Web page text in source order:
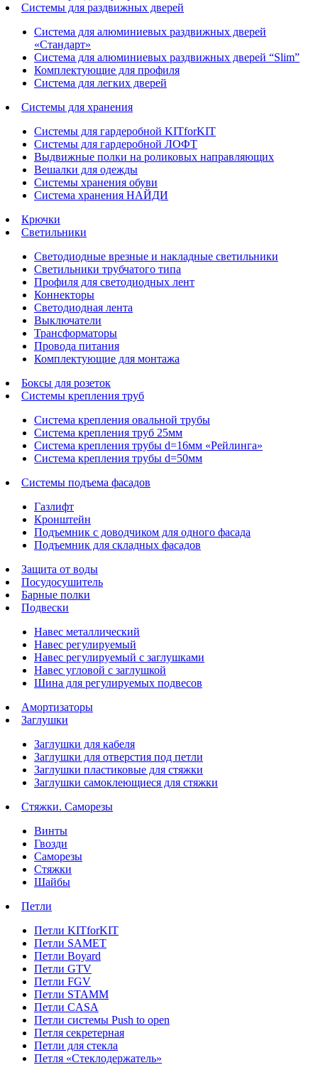
Системы для раздвижных дверей
Система для алюминиевых раздвижных дверей
«Стандарт»
Система для алюминиевых раздвижных дверей “Slim”
Комплектующие для профиля
Система для легких дверей
Системы для хранения
Системы для гардеробной KITforKIT
Системы для гардеробной ЛОФТ
Выдвижные полки на роликовых направляющих
Вешалки для одежды
Системы хранения обуви
Система хранения НАЙДИ
Крючки
Светильники
Светодиодные врезные и накладные светильники
Светильники трубчатого типа
Профиля для светодиодных лент
Коннекторы
Светодиодная лента
Выключатели
Трансформаторы
Провода питания
Комплектующие для монтажа
Боксы для розеток
Системы крепления труб
Система крепления овальной трубы
Система крепления труб 25мм
Система крепления трубы d=16мм «Рейлинга»
Система крепления трубы d=50мм
Системы подъема фасадов
Газлифт
Кронштейн
Подъемник с доводчиком для одного фасада
Подъемник для складных фасадов
Защита от воды
Посудосушитель
Барные полки
Подвески
Навес металлический
Навес регулируемый
Навес регулируемый с заглушками
Навес угловой с заглушкой
Шина для регулируемых подвесов
Амортизаторы
Заглушки
Заглушки для кабеля
Заглушки для отверстия под петли
Заглушки пластиковые для стяжки
Заглушки самоклеющиеся для стяжки
Стяжки. Саморезы
Винты
Гвозди
Саморезы
Стяжки
Шайбы
Петли
Петли KITforKIT
Петли SAMET
Петли Boyard
Петли GTV
Петли FGV
Петли STAMM
Петли CASA
Петли системы Push to open
Петля секретерная
Петли для стекла
Петля «Стеклодержатель»